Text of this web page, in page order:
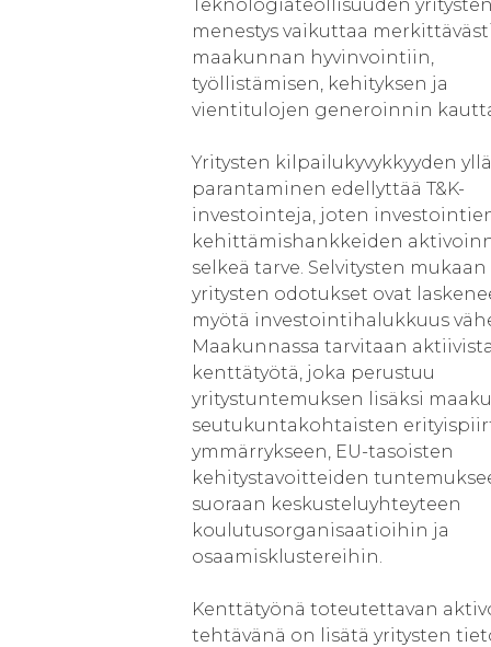
Teknologiateollisuuden
menestys vaikuttaa
maakunnan hyvinvointiin,
työllistämisen, kehityksen ja
vientitulojen generoinnin
Yritysten kilpailukyvykkyyden
parantaminen edellyttää T&K-
investointeja, joten
kehittämishankkeiden
selkeä tarve. Selvitysten
yritysten odotukset ovat
myötä investointihalukkuus
Maakunnassa tarvitaan
kenttätyötä, joka perustuu
yritystuntemuksen lisäksi
seutukuntakohtaisten
ymmärrykseen, EU-tasoisten
kehitystavoitteiden
suoraan keskusteluyhteyteen
koulutusorganisaatioihin ja
osaamisklustereihin.
Kenttätyönä toteutettavan
tehtävänä on lisätä yritysten